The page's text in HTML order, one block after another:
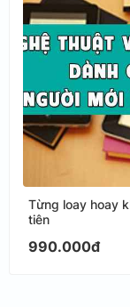
Từng loay hoay
tiên
990.000đ